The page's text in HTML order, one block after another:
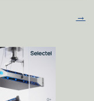
→